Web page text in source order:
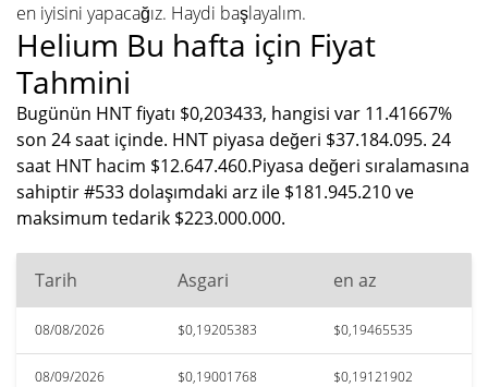
en iyisini yapacağız. Haydi başlayalım.
Helium Bu hafta için Fiyat
Tahmini
Bugünün HNT fiyatı $0,203433, hangisi var 11.41667%
son 24 saat içinde. HNT piyasa değeri $37.184.095. 24
saat HNT hacim $12.647.460.Piyasa değeri sıralamasına
sahiptir #533 dolaşımdaki arz ile $181.945.210 ve
maksimum tedarik $223.000.000.
Tarih Asgari en az
08/08/2026 $0,19205383 $0,19465535
08/09/2026 $0,19001768 $0,19121902